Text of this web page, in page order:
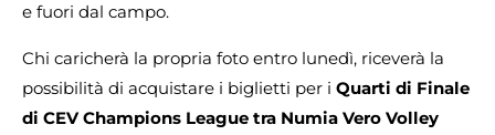
e fuori dal campo.
Chi caricherà la propria foto entro lunedì, riceverà la
possibilità di acquistare i biglietti per i Quarti di Finale
di CEV Champions League tra Numia Vero Volley